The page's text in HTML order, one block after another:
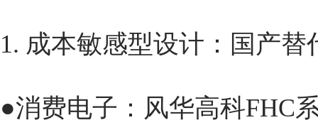
1. 成本敏感型设计：国产替
●消费电子：风华高科FHC